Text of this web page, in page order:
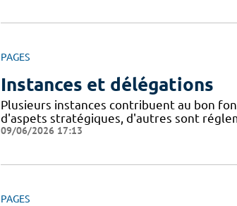
PAGES
Instances et délégations
Plusieurs instances contribuent au bon
d'aspets stratégiques, d'autres sont
09/06/2026 17:13
PAGES